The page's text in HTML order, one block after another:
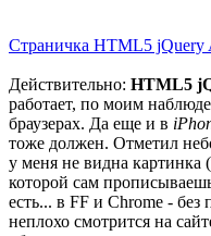
Страничка HTML5 jQuery
Действительно: HTML5
работает, по моим
браузерах. Да еще и в
тоже должен. Отметил
у меня не видна картинка
которой сам
есть... в FF и Chrome -
неплохо смотрится на